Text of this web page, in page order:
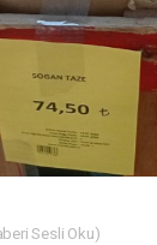
Sesli Oku)